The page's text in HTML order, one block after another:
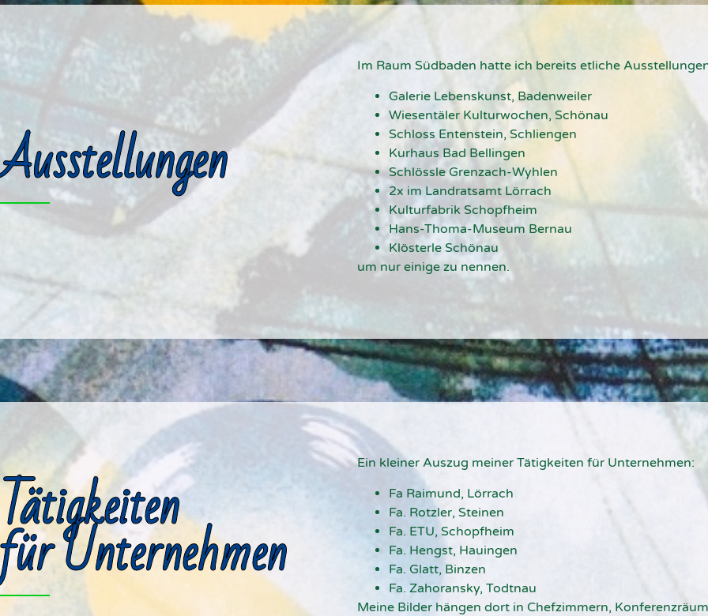
Ausstellungen
Im Raum Südbaden hatte ich bereits etliche
Galerie Lebenskunst, Badenweiler
Wiesentäler Kulturwochen, Schönau
Schloss Entenstein, Schliengen
Kurhaus Bad Bellingen
Schlössle Grenzach-Wyhlen
2x im Landratsamt Lörrach
Kulturfabrik Schopfheim
Hans-Thoma-Museum Bernau
Klösterle Schönau
um nur einige zu nennen.
Tätigkeiten
für Unternehmen
Ein kleiner Auszug meiner Tätigkeiten für Unternehmen:
Fa Raimund, Lörrach
Fa. Rotzler, Steinen
Fa. ETU, Schopfheim
Fa. Hengst, Hauingen
Fa. Glatt, Binzen
Fa. Zahoransky, Todtnau
Meine Bilder hängen dort in Chefzimmern,